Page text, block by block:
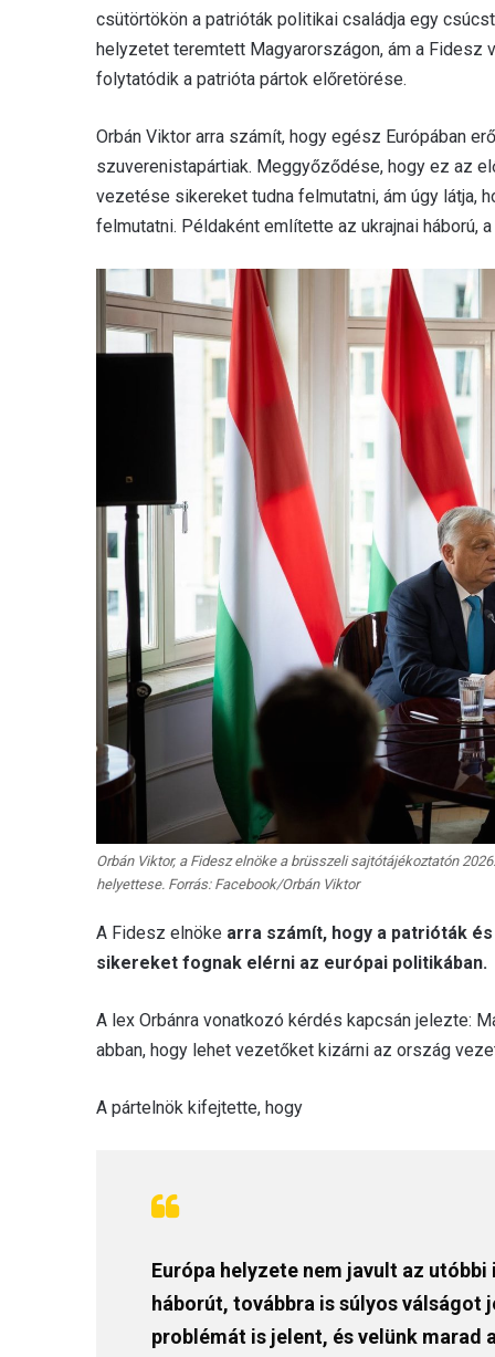
csütörtökön a patrióták politikai családja egy
helyzetet teremtett Magyarországon, ám a Fidesz
folytatódik a patrióta pártok előretörése.
Orbán Viktor arra számít, hogy egész Európában
szuverenistapártiak. Meggyőződése, hogy ez az
vezetése sikereket tudna felmutatni, ám úgy látja,
felmutatni. Példaként említette az ukrajnai háború,
Orbán Viktor, a Fidesz elnöke a brüsszeli sajtótájékoztatón
helyettese. Forrás: Facebook/Orbán Viktor
A Fidesz elnöke arra számít, hogy a patrióták
sikereket fognak elérni az európai politikában.
A lex Orbánra vonatkozó kérdés kapcsán jelezte:
abban, hogy lehet vezetőket kizárni az ország
A pártelnök kifejtette, hogy
Európa helyzete nem javult az
háborút, továbbra is súlyos
problémát is jelent, és velünk marad